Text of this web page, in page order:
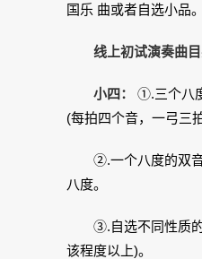
国乐 曲或者自选小品。
线上初试演奏曲目
小四：
①.三个八
(每拍四个音，一弓三
②.一个八度的双音
八度。
③.自选不同性质的
该程度以上)。